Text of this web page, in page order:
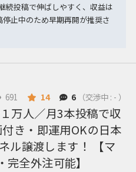
続投稿で伸ばしやすく、収益は
止中のため早期再開が推奨さ
691 14 6 （交渉中 : - ）
万人／月3本投稿で収
き・即運用OKの日本
ル譲渡します！ 【マ
全外注可能】